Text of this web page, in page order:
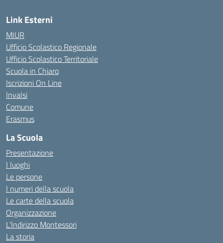
Link Esterni
MIUR
Ufficio Scolastico Regionale
Ufficio Scolastico Territoriale
Scuola in Chiaro
Iscrizioni On Line
Invalsi
Comune
Erasmus
La Scuola
Presentazione
I luoghi
Le persone
I numeri della scuola
Le carte della scuola
Organizzazione
L’Indirizzo Montessori
La storia